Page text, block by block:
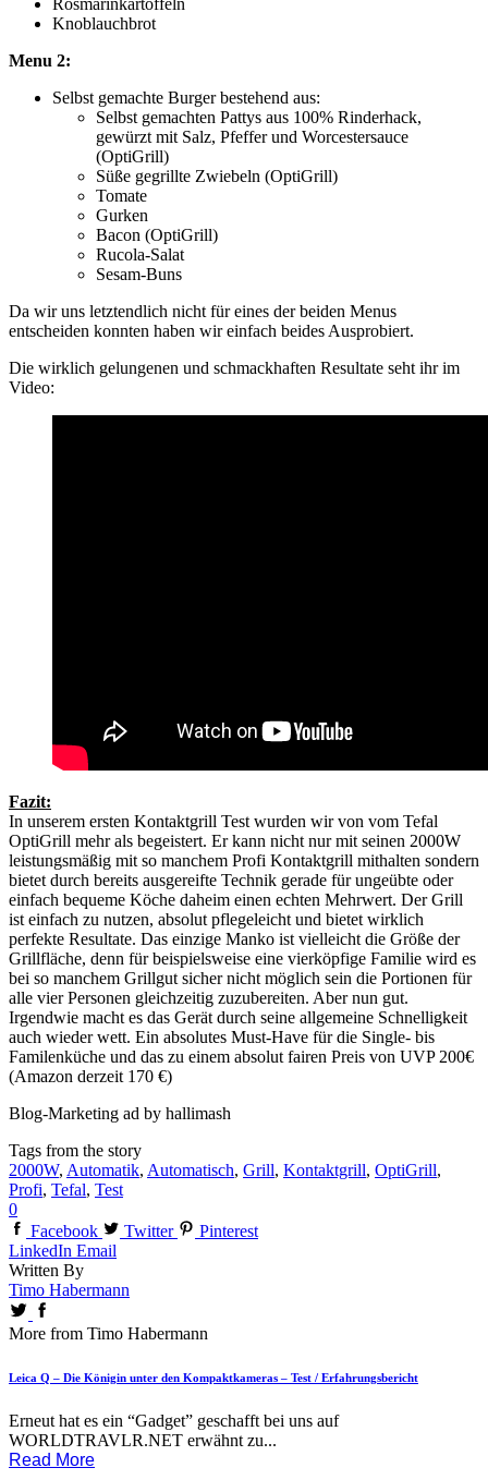
Rosmarinkartoffeln
Knoblauchbrot
Menu 2:
Selbst gemachte Burger bestehend aus:
Selbst gemachten Pattys aus 100% Rinderhack,
gewürzt mit Salz, Pfeffer und Worcestersauce
(OptiGrill)
Süße gegrillte Zwiebeln (OptiGrill)
Tomate
Gurken
Bacon (OptiGrill)
Rucola-Salat
Sesam-Buns
Da wir uns letztendlich nicht für eines der beiden Menus
entscheiden konnten haben wir einfach beides Ausprobiert.
Die wirklich gelungenen und schmackhaften Resultate seht ihr im
Video:
Fazit:
In unserem ersten Kontaktgrill Test wurden wir von vom Tefal
OptiGrill mehr als begeistert. Er kann nicht nur mit seinen 2000W
leistungsmäßig mit so manchem Profi Kontaktgrill mithalten sondern
bietet durch bereits ausgereifte Technik gerade für ungeübte oder
einfach bequeme Köche daheim einen echten Mehrwert. Der Grill
ist einfach zu nutzen, absolut pflegeleicht und bietet wirklich
perfekte Resultate. Das einzige Manko ist vielleicht die Größe der
Grillfläche, denn für beispielsweise eine vierköpfige Familie wird es
bei so manchem Grillgut sicher nicht möglich sein die Portionen für
alle vier Personen gleichzeitig zuzubereiten. Aber nun gut.
Irgendwie macht es das Gerät durch seine allgemeine Schnelligkeit
auch wieder wett. Ein absolutes Must-Have für die Single- bis
Familenküche und das zu einem absolut fairen Preis von UVP 200€
(Amazon derzeit 170 €)
Blog-Marketing ad by hallimash
Tags from the story
2000W, Automatik, Automatisch, Grill, Kontaktgrill, OptiGrill,
Profi, Tefal, Test
0
Facebook
Twitter
Pinterest
LinkedIn Email
Written By
Timo Habermann
More from Timo Habermann
Leica Q – Die Königin unter den Kompaktkameras – Test / Erfahrungsbericht
Erneut hat es ein “Gadget” geschafft bei uns auf
WORLDTRAVLR.NET erwähnt zu...
Read More